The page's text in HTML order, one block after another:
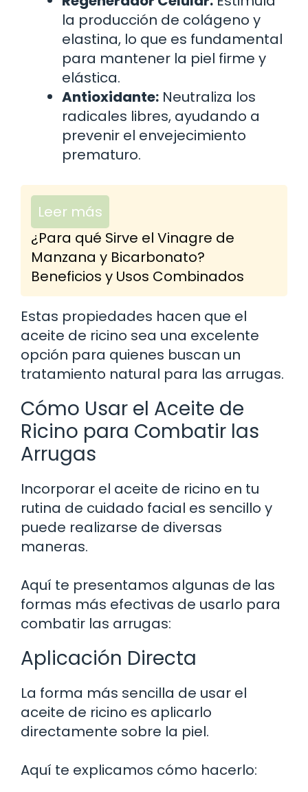
la producción de colágeno y
elastina, lo que es fundamental
para mantener la piel firme y
elástica.
Antioxidante: Neutraliza los
radicales libres, ayudando a
prevenir el envejecimiento
prematuro.
Leer más
¿Para qué Sirve el Vinagre de
Manzana y Bicarbonato?
Beneficios y Usos Combinados
Estas propiedades hacen que el
aceite de ricino sea una excelente
opción para quienes buscan un
tratamiento natural para las arrugas.
Cómo Usar el Aceite de
Ricino para Combatir las
Arrugas
Incorporar el aceite de ricino en tu
rutina de cuidado facial es sencillo y
puede realizarse de diversas
maneras.
Aquí te presentamos algunas de las
formas más efectivas de usarlo para
combatir las arrugas:
Aplicación Directa
La forma más sencilla de usar el
aceite de ricino es aplicarlo
directamente sobre la piel.
Aquí te explicamos cómo hacerlo: